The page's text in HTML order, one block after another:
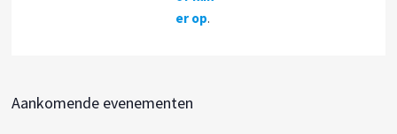
er op.
Aankomende evenementen